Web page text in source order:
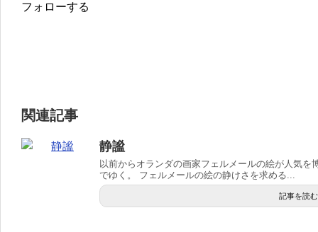
フォローする
関連記事
静謐
以前からオランダの画家フェルメールの絵が人気を
でゆく。 フェルメールの絵の静けさを求める...
記事を読む